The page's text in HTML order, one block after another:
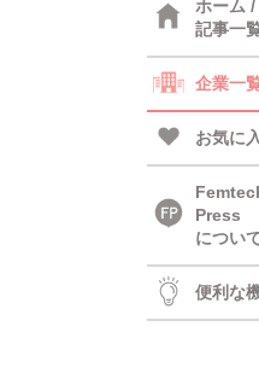
ホーム /
記事一
企業一
お気に
Press
につい
便利な